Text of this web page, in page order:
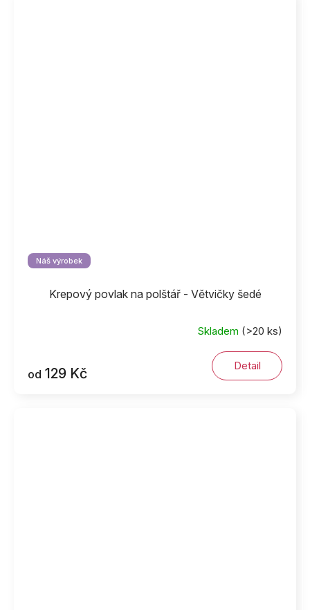
Náš výrobek
Krepový povlak na polštář - Větvičky šedé
Skladem (>20 ks)
od 129 Kč Detail